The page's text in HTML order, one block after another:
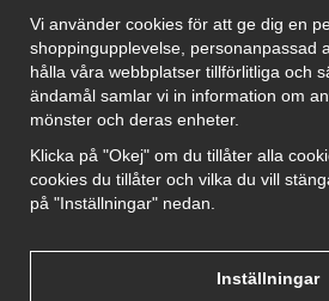
Navigation
Hur beställer jag
Gör Det Själv Paket
Montera dragkrok
SUPPORT
Villkor
Vi använder cookies för att ge dig en
shoppingupplevelse, personanpassad
hålla våra webbplatser tillförlitliga och
ändamål samlar vi in information om
mönster och deras enheter.
Klicka på "Okej" om du tillåter alla
cookies du tillåter och vilka du vill
på "Inställningar" nedan.
Inställningar